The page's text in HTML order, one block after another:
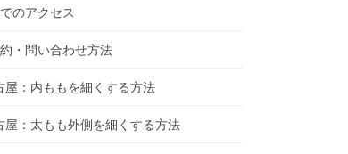
のアクセス
・問い合わせ方法
屋：内ももを細くする方法
屋：太もも外側を細くする方法